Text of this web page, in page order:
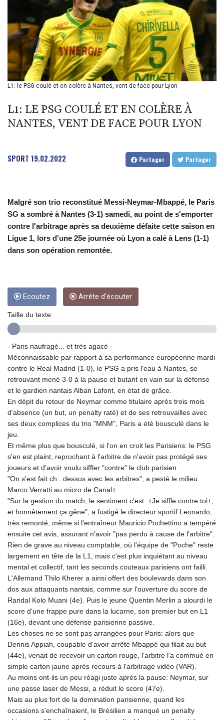
BIF 2987.5
BMD 1
BND 1.281271
BOB 11.884005
BRL 5.096204
BSD 0.999879
BTN 95.145572
BWP 13.496235
BYR 19600
BZD 2.010921
CAD 1.393745
CLF 0.023139
CLP 913.640396
COP 3156.1
CRC 454.53954
CUC 1
CUP 26.5
ERN 15
ETB 161.383609
FJD 2.20855
FKP 0.743241
GBP 0.740965
GEL 2.61504
GGP 0.743241
GHS 11.76039
GIP 0.743241
GNF
8775.000355
GTQ 7.628986
GYD 209.187745
HNL 26.799903
HRK 6.516204
HTG 130.738004
HUF 314.294504
IDR 17803
ILS 2.99985
IMP 0.743241
INR 95.19975
IQD 1309.80882
IRR
1375550.000352
JEP 0.743241
JMD 158.790465
JOD 0.70904
JPY 157.51904
KES 127.670385
KHR
4052.503796
L1: le PSG coulé et en colère à Nantes, vent de face pour Lyon
L1: LE PSG COULÉ ET EN COLÈRE À
NANTES, VENT DE FACE POUR LYON
SPORT 19.02.2022 Partager Partager
Malgré son trio reconstitué Messi-Neymar-Mbappé, le Paris
SG a sombré à Nantes (3-1) samedi, au point de s'emporter
contre l'arbitrage après sa deuxième défaite cette saison en
Ligue 1, lors d'une 25e journée où Lyon a calé à Lens (1-1)
dans son opération remontée.
Ecoutez Arrête d'écouter
Taille du texte:
- Paris naufragé... et très agacé -
Méconnaissable par rapport à sa performance européenne mardi
contre le Real Madrid (1-0), le PSG a pris l'eau à Nantes, se
retrouvant mené 3-0 à la pause et butant en vain sur la défense
et le gardien nantais Alban Lafont, en état de grâce.
En dépit du retour de Neymar comme titulaire après trois mois
d'absence (un but, un penalty raté) et de ses retrouvailles avec
ses deux complices du trio "MNM", Paris a été bousculé dans le
jeu.
Et même plus que bousculé, si l'on en croit les Parisiens: le PSG
s'en est plaint, reprochant à l'arbitre de n'avoir pas protégé ses
joueurs et d'avoir voulu siffler "contre" le club parisien.
"On s'est fait ch.. dessus avec les arbitres", a pesté le milieu
Marco Verratti au micro de Canal+.
"Sur la gestion du match, le sentiment c'est: +Je siffle contre toi+,
et honnêtement ça gêne", a fustigé le directeur sportif Leonardo,
très remonté, même si l'entraîneur Mauricio Pochettino a tempéré
ensuite cet avis, assurant n'avoir "pas perdu à cause de l'arbitre".
Rien de grave au niveau comptable, où l'équipe de "Poche" reste
largement en tête de la L1, mais c'est plus inquiétant au niveau
mental et collectif, tant les seconds couteaux parisiens ont failli.
L'Allemand Thilo Kherer a ainsi offert des boulevards dans son
dos aux attaquants nantais, comme sur l'ouverture du score de
Randal Kolo Muani (4e). Puis le jeune Quentin Merlin a alourdi le
score d'une frappe pure dans la lucarne, son premier but en L1
(16e), devant une défense parisienne passive.
Les choses ne se sont pas arrangées pour Paris: alors que
Dennis Appiah, coupable d'avoir arrêté Mbappé qui filait au but
(44e), venait de recevoir un carton rouge, l'arbitre l'a commué en
simple carton jaune après recours à l'arbitrage vidéo (VAR).
Au moins ont-ils un peu réagi juste après la pause: Neymar, sur
une passe laser de Messi, a réduit le score (47e).
Mais au plus fort de la domination parisienne, quand les
occasions s'enchaînaient, le Brésilien a manqué un penalty